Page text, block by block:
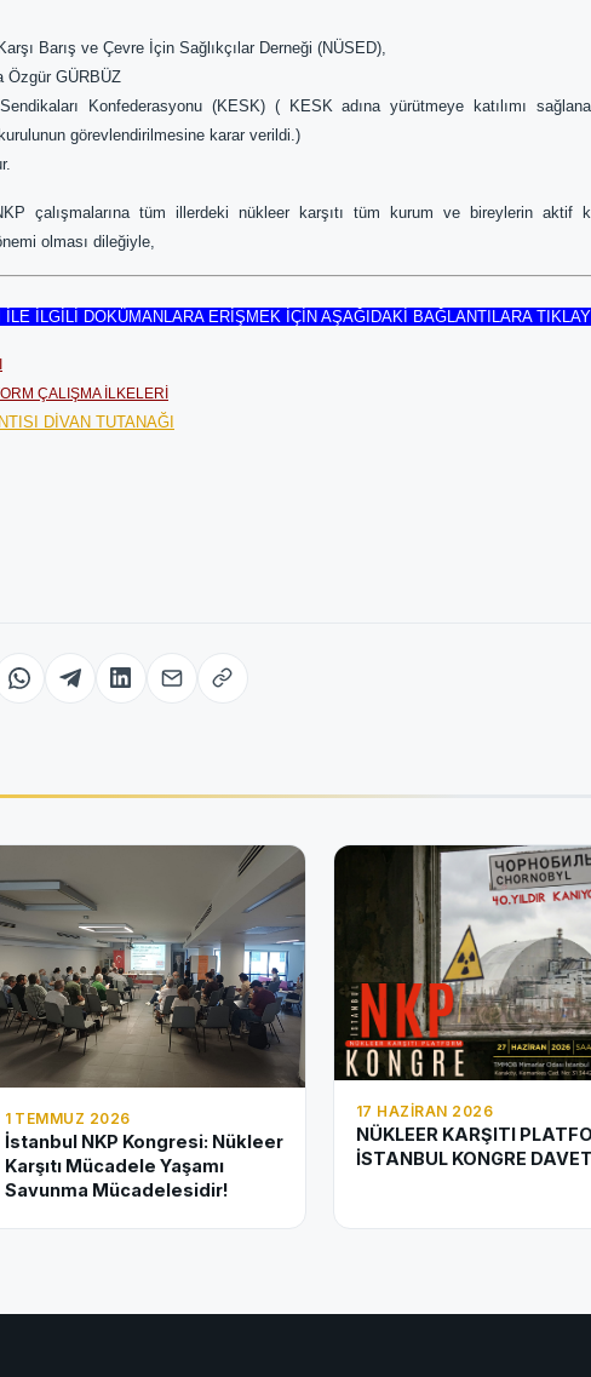
Barış ve Çevre İçin Sağlıkçılar Derneği (NÜSED),
Özgür GÜRBÜZ
Konfederasyonu (KESK) ( KESK adına yürütmeye katılımı
görevlendirilmesine karar verildi.)
çalışmalarına tüm illerdeki nükleer karşıtı tüm kurum ve bireylerin aktif
olması dileğiyle,
İLE İLGİLİ DOKÜMANLARA ERİŞMEK İÇİN AŞAĞIDAKİ BAĞLANTILARA
ÇALIŞMA İLKELERİ
DİVAN TUTANAĞI
1 TEMMUZ 2026
İstanbul NKP Kongresi: Nükleer
Karşıtı Mücadele Yaşamı
Savunma Mücadelesidir!
17 HAZIRAN 2026
NÜKLEER KARŞITI
İSTANBUL KONGRE